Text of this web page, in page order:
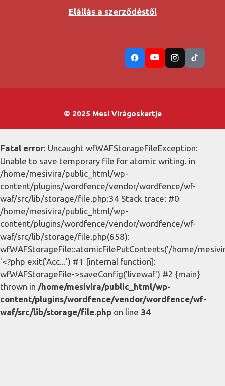
Elállás a szerződéstől
© 2025 Mesi Virágoskertje
Fatal error: Uncaught wfWAFStorageFileException:
Unable to save temporary file for atomic writing. in
/home/mesivira/public_html/wp-
content/plugins/wordfence/vendor/wordfence/wf-
waf/src/lib/storage/file.php:34 Stack trace: #0
/home/mesivira/public_html/wp-
content/plugins/wordfence/vendor/wordfence/wf-
waf/src/lib/storage/file.php(658):
wfWAFStorageFile::atomicFilePutContents('/home/
'<?php exit('Acc...') #1 [internal function]:
wfWAFStorageFile->saveConfig('livewaf') #2 {main}
thrown in /home/mesivira/public_html/wp-
content/plugins/wordfence/vendor/wordfence/wf-
waf/src/lib/storage/file.php on line 34